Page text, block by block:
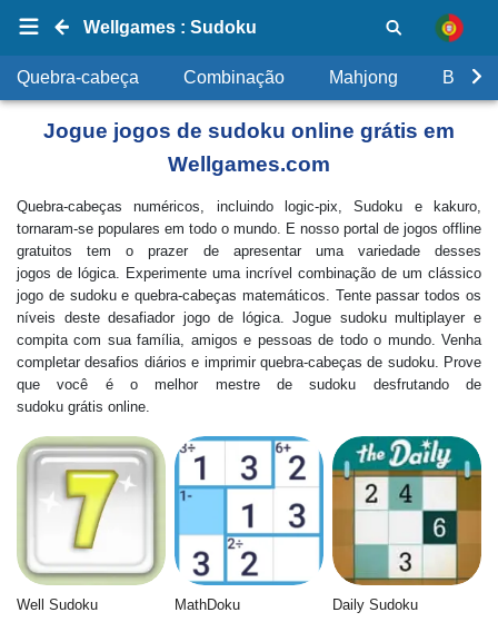
Jogue jogos de sudoku online grátis em
Wellgames.com
Quebra-cabeças numéricos, incluindo logic-pix, Sudoku e kakuro,
tornaram-se populares em todo o mundo. E nosso portal de jogos offline
gratuitos tem o prazer de apresentar uma variedade desses
jogos de lógica. Experimente uma incrível combinação de um clássico
jogo de sudoku e quebra-cabeças matemáticos. Tente passar todos os
níveis deste desafiador jogo de lógica. Jogue sudoku multiplayer e
compita com sua família, amigos e pessoas de todo o mundo. Venha
completar desafios diários e imprimir quebra-cabeças de sudoku. Prove
que você é o melhor mestre de sudoku desfrutando de
sudoku grátis online.
Wellgames : Sudoku
Quebra-cabeça Combinação Mahjong Bolhas
Well Sudoku MathDoku Daily Sudoku